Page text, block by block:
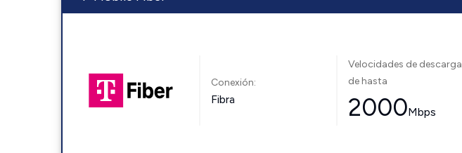
Conexión:
Fibra
Velocidades de descarga
de hasta
2000Mbps